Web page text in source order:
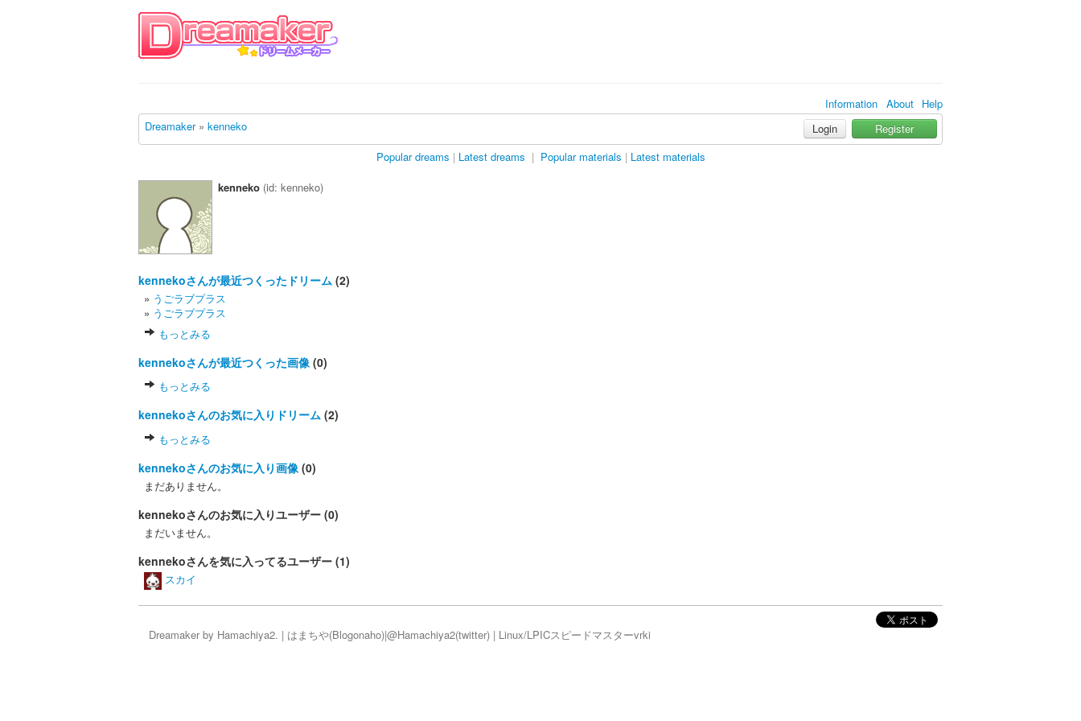
Information About
Help
Dreamaker» kenneko Login
Register
Popular dreams | Latest dreams | Popular materials | Latest materials
kenneko (id: kenneko)
kennekoさんが最近つくったドリーム (2)
» うごラブプラス
» うごラブプラス
もっとみる
kennekoさんが最近つくった画像 (0)
もっとみる
kennekoさんのお気に入りドリーム (2)
もっとみる
kennekoさんのお気に入り画像 (0)
まだありません。
kennekoさんのお気に入りユーザー (0)
まだいません。
kennekoさんを気に入ってるユーザー (1)
スカイ
Dreamaker by Hamachiya2. | はまちや(Blogonaho)|@Hamachiya2(twitter) | Linux/LPICスピードマスターvrki